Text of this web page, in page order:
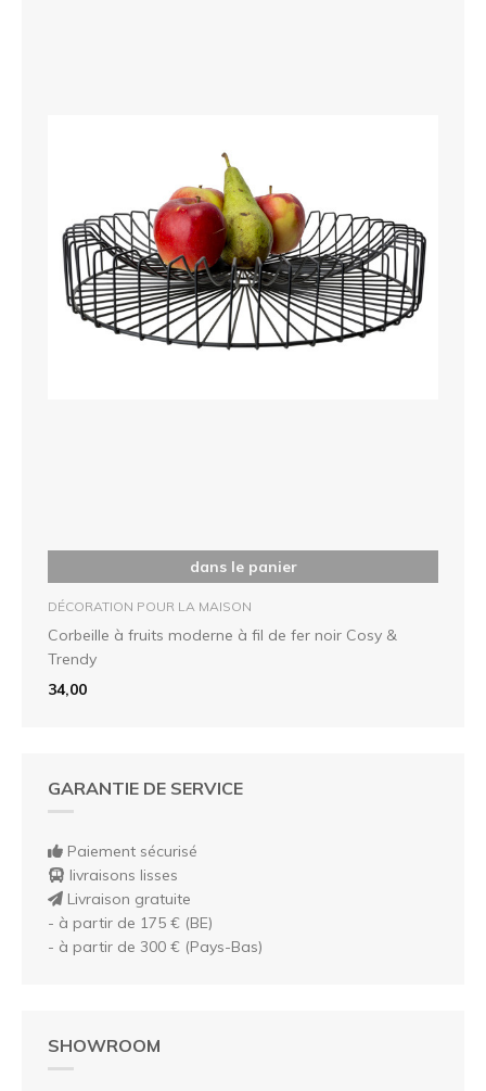
dans le panier
DÉCORATION POUR LA MAISON
Corbeille à fruits moderne à fil de fer noir Cosy &
Trendy
34,00
GARANTIE DE SERVICE
Paiement sécurisé
livraisons lisses
Livraison gratuite
- à partir de 175 € (BE)
- à partir de 300 € (Pays-Bas)
SHOWROOM